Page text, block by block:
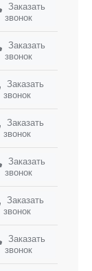
Заказать
звонок
Заказать
звонок
Заказать
звонок
Заказать
звонок
Заказать
звонок
Заказать
звонок
Заказать
звонок